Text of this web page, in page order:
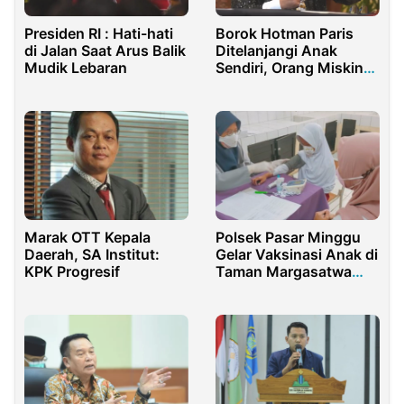
Presiden RI : Hati-hati
di Jalan Saat Arus Balik
Mudik Lebaran
Borok Hotman Paris
Ditelanjangi Anak
Sendiri, Orang Miskin
Marak OTT Kepala
Daerah, SA Institut:
KPK Progresif
Polsek Pasar Minggu
Gelar Vaksinasi Anak di
Taman Margasatwa